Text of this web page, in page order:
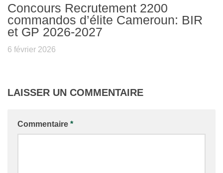
Concours Recrutement 2200
commandos d’élite Cameroun: BIR
et GP 2026-2027
6 février 2026
LAISSER UN COMMENTAIRE
Commentaire *